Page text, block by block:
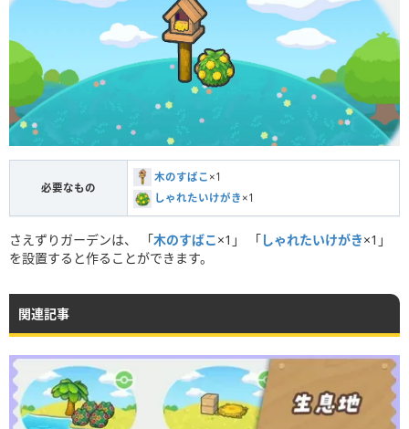
必要なもの
木のすばこ ×1
しゃれたいけがき ×1
さえずりガーデンは、 「木のすばこ×1」 「しゃれたいけがき×1」
を設置すると作ることができます。
関連記事